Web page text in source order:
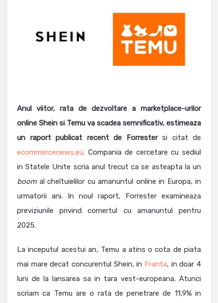
Anul viitor, rata de dezvoltare a marketplace-urilor
online Shein si Temu va scadea semnificativ, estimeaza
un raport publicat recent de Forrestersi citat de
ecommercenews.eu. Compania de cercetare cu sediul
in Statele Unite scria anul trecut ca se asteapta la un
boomal cheltuielilor cu amanuntul online in Europa, in
urmatorii ani. In noul raport, Forrester examineaza
previziunile privind comertul cu amanuntul pentru
2025.
La inceputul acestui an, Temu a atins o cota de piata
mai mare decat concurentul Shein, in Franta, in doar 4
luni de la lansarea sa in tara vest-europeana. Atunci
scriam ca Temu are o rata de penetrare de 11,9% in